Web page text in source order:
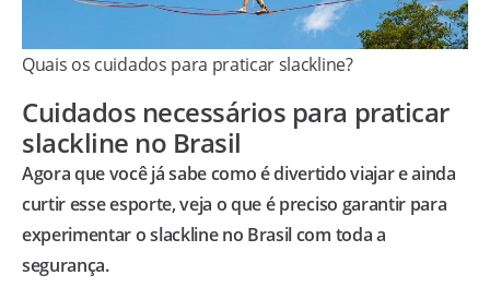
Quais os cuidados para praticar slackline?
Cuidados necessários para praticar
slackline no Brasil
Agora que você já sabe como é divertido viajar e ainda
curtir esse esporte, veja o que é preciso garantir para
experimentar o slackline no Brasil com toda a
segurança.